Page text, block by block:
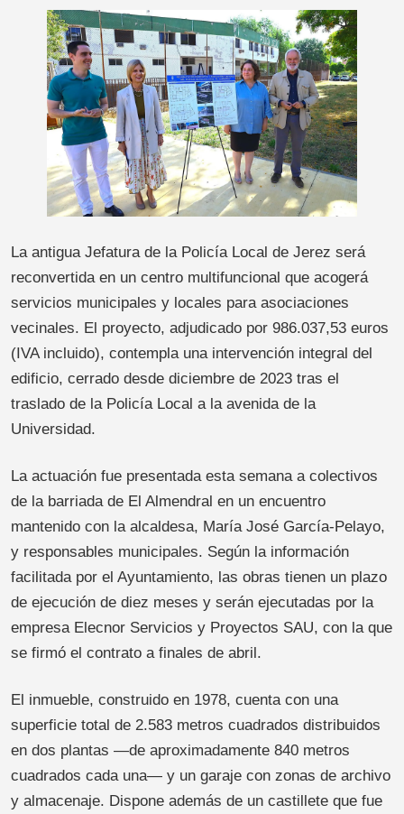
La antigua Jefatura de la Policía Local de Jerez será
reconvertida en un centro multifuncional que acogerá
servicios municipales y locales para asociaciones
vecinales. El proyecto, adjudicado por 986.037,53 euros
(IVA incluido), contempla una intervención integral del
edificio, cerrado desde diciembre de 2023 tras el
traslado de la Policía Local a la avenida de la
Universidad.
La actuación fue presentada esta semana a colectivos
de la barriada de El Almendral en un encuentro
mantenido con la alcaldesa, María José García-Pelayo,
y responsables municipales. Según la información
facilitada por el Ayuntamiento, las obras tienen un plazo
de ejecución de diez meses y serán ejecutadas por la
empresa Elecnor Servicios y Proyectos SAU, con la que
se firmó el contrato a finales de abril.
El inmueble, construido en 1978, cuenta con una
superficie total de 2.583 metros cuadrados distribuidos
en dos plantas —de aproximadamente 840 metros
cuadrados cada una— y un garaje con zonas de archivo
y almacenaje. Dispone además de un castillete que fue